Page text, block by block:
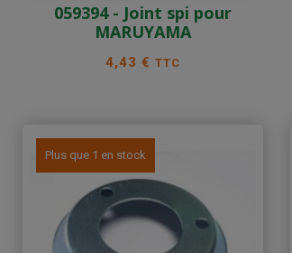
059394 - Joint spi pour
MARUYAMA
Prix
4,43 € TTC
Plus que 1 en stock